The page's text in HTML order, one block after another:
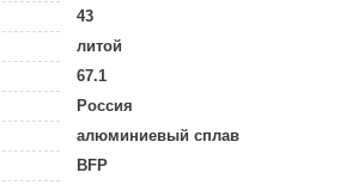
43
литой
67.1
Россия
алюминиевый сплав
BFP